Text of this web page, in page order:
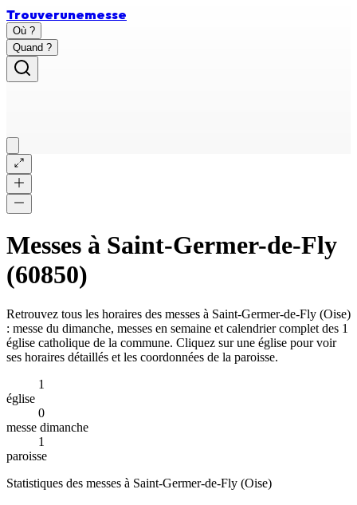
Trouverunemesse
Où ?
Quand ?
Messes à Saint-Germer-de-Fly
(60850)
Retrouvez tous les horaires des messes à Saint-Germer-de-Fly (Oise)
: messe du dimanche, messes en semaine et calendrier complet des 1
église catholique de la commune. Cliquez sur une église pour voir
ses horaires détaillés et les coordonnées de la paroisse.
1
église
0
messe dimanche
1
paroisse
Statistiques des messes à Saint-Germer-de-Fly (Oise)